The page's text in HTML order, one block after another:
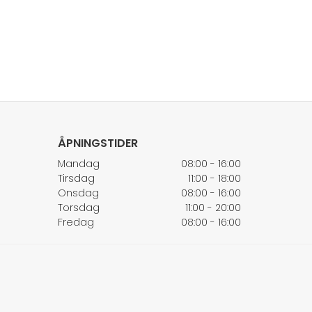
ÅPNINGSTIDER
Mandag
08:00 - 16:00
Tirsdag
11:00 - 18:00
Onsdag
08:00 - 16:00
Torsdag
11:00 - 20:00
Fredag
08:00 - 16:00